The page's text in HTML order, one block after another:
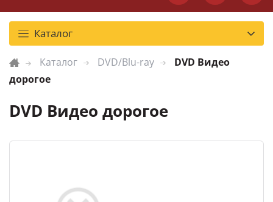
Каталог
Каталог DVD/Blu-ray
DVD Видео
дорогое
DVD Видео дорогое